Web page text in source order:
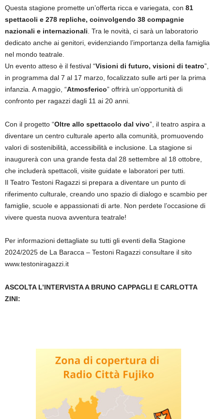
Questa stagione promette un’offerta ricca e variegata, con 81
spettacoli e 278 repliche, coinvolgendo 38 compagnie
nazionali e internazionali . Tra le novità, ci sarà un laboratorio
dedicato anche ai genitori, evidenziando l’importanza della famiglia
nel mondo teatrale.
Un evento atteso è il festival “Visioni di futuro, visioni di teatro”,
in programma dal 7 al 17 marzo, focalizzato sulle arti per la prima
infanzia. A maggio, “Atmosferico” offrirà un’opportunità di
confronto per ragazzi dagli 11 ai 20 anni.
Con il progetto “Oltre allo spettacolo dal vivo”, il teatro aspira a
diventare un centro culturale aperto alla comunità, promuovendo
valori di sostenibilità, accessibilità e inclusione. La stagione si
inaugurerà con una grande festa dal 28 settembre al 18 ottobre,
che includerà spettacoli, visite guidate e laboratori per tutti.
Il Teatro Testoni Ragazzi si prepara a diventare un punto di
riferimento culturale, creando uno spazio di dialogo e scambio per
famiglie, scuole e appassionati di arte. Non perdete l’occasione di
vivere questa nuova avventura teatrale!
Per informazioni dettagliate su tutti gli eventi della Stagione
2024/2025 de La Baracca – Testoni Ragazzi consultare il sito
www.testoniragazzi.it
ASCOLTA L’INTERVISTA A BRUNO CAPPAGLI E CARLOTTA
ZINI: